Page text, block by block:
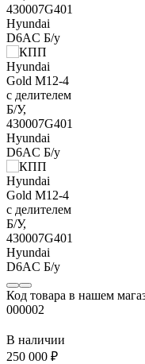
Код товара в нашем
000002
В наличии
250 000 ₽